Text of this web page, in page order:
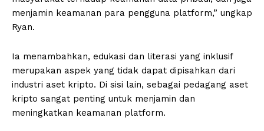
menjamin keamanan para pengguna platform,” ungkap
Ryan.
Ia menambahkan, edukasi dan literasi yang inklusif
merupakan aspek yang tidak dapat dipisahkan dari
industri aset kripto. Di sisi lain, sebagai pedagang aset
kripto sangat penting untuk menjamin dan
meningkatkan keamanan platform.